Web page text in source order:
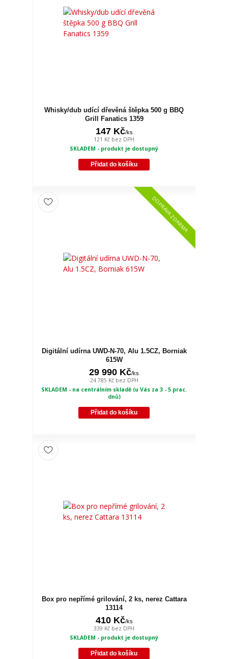
Whisky/dub udící dřevěná štěpka 500 g BBQ
Grill Fanatics 1359
147 Kč/ks
121 Kč bez DPH
SKLADEM - produkt je dostupný
Přidat do košíku
DOPRAVA ZDARMA
Digitální udírna UWD-N-70, Alu 1.5CZ, Borniak
615W
29 990 Kč/ks
24 785 Kč bez DPH
SKLADEM - na centrálním skladě (u Vás za 3 - 5 prac.
dnů)
Přidat do košíku
Box pro nepřímé grilování, 2 ks, nerez Cattara
13114
410 Kč/ks
339 Kč bez DPH
SKLADEM - produkt je dostupný
Přidat do košíku